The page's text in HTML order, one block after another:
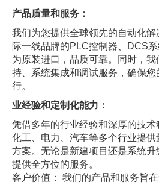
产品质量和服务：
我们为您提供全球领先的自动化
际一线品牌的PLC控制器、DCS
为原装进口，品质可靠。同时，
持、系统集成和调试服务，确保
行。
业经验和定制化能力：
凭借多年的行业经验和深厚的技
化工、电力、汽车等多个行业提
方案。无论是新建项目还是系统
提供全方位的服务。
客户价值： 我们的产品和服务旨